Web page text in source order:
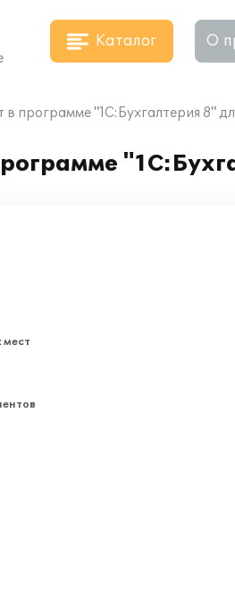
Каталог О
в программе "1С:Бухгалтерия 8"
мест